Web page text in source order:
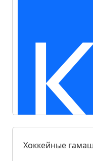
Хоккейные